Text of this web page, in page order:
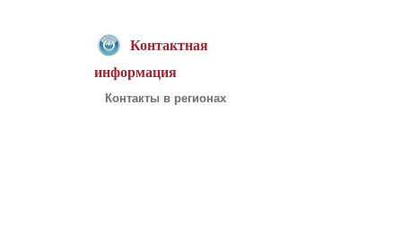
Контактная
информация
Контакты в регионах